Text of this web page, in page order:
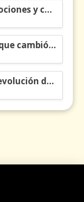
Resiliencia migrante: 5 emociones y cómo gestionarlas
Tatiana Toro: colombiana que cambió la historia de las matemáticas
Ciencia colombiana en la revolución de los órganos en chips